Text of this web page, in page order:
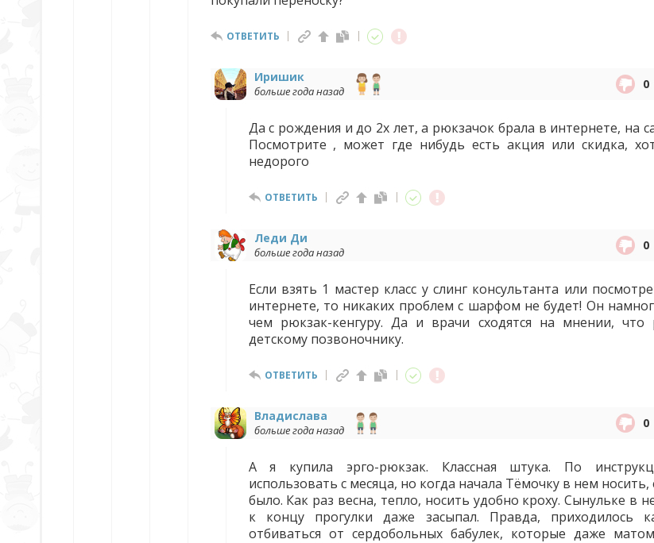
ОТВЕТИТЬ
Иришик
больше года назад 0
Да с рождения и до 2х лет, а рюкзачок брала в интернете, на
Посмотрите , может где нибудь есть акция или скидка,
недорого
ОТВЕТИТЬ
Леди Ди
больше года назад 0
Если взять 1 мастер класс у слинг консультанта или
интернете, то никаких проблем с шарфом не будет! Он
чем рюкзак-кенгуру. Да и врачи сходятся на мнении, что
детскому позвоночнику.
ОТВЕТИТЬ
Владислава
больше года назад 0
А я купила эрго-рюкзак. Классная штука. По
использовать с месяца, но когда начала Тёмочку в нем
было. Как раз весна, тепло, носить удобно кроху. Сынульке в
к концу прогулки даже засыпал. Правда, приходилось
отбиваться от сердобольных бабулек, которые даже